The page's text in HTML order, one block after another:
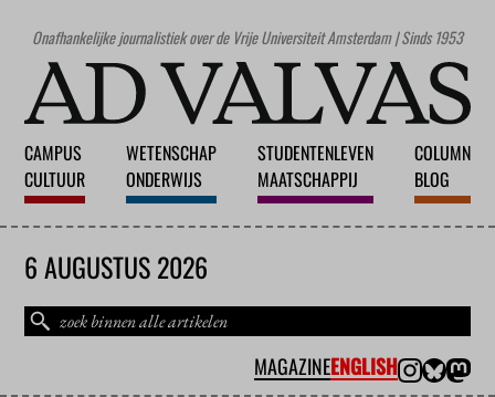
Onafhankelijke journalistiek over de Vrije Universiteit Amsterdam | Sinds 1953
CAMPUS
CULTUUR
WETENSCHAP
ONDERWIJS
STUDENTENLEVEN
MAATSCHAPPIJ
COLUMN
BLOG
6 AUGUSTUS 2026
MAGAZINEENGLISH